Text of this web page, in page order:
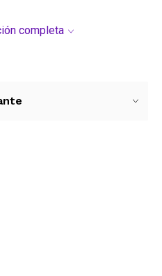
con amigas o
de accesorios con
completa